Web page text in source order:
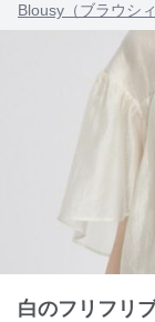
Blousy（ブラウシ
白のフリフリ